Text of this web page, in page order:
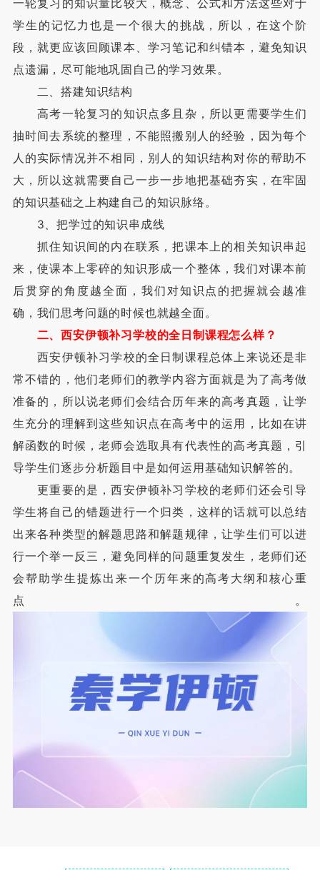
一轮复习的知识量比较大，概念、公式和方法这些对于
学生的记忆力也是一个很大的挑战，所以，在这个阶
段，就更应该回顾课本、学习笔记和纠错本，避免知识
点遗漏，尽可能地巩固自己的学习效果。
二、搭建知识结构
高考一轮复习的知识点多且杂，所以更需要学生们
抽时间去系统的整理，不能照搬别人的经验，因为每个
人的实际情况并不相同，别人的知识结构对你的帮助不
大，所以这就需要自己一步一步地把基础夯实，在牢固
的知识基础之上构建自己的知识脉络。
3、把学过的知识串成线
抓住知识间的内在联系，把课本上的相关知识串起
来，使课本上零碎的知识形成一个整体，我们对课本前
后贯穿的角度越全面，我们对知识点的把握就会越准
确，我们思考问题的时候也就越全面。
二、西安伊顿补习学校的全日制课程怎么样？
西安伊顿补习学校的全日制课程总体上来说还是非
常不错的，他们老师们的教学内容方面就是为了高考做
准备的，所以说老师们会结合历年来的高考真题，让学
生充分的理解到这些知识点在高考中的运用，比如在讲
解函数的时候，老师会选取具有代表性的高考真题，引
导学生们逐步分析题目中是如何运用基础知识解答的。
更重要的是，西安伊顿补习学校的老师们还会引导
学生将自己的错题进行一个归类，这样的话就可以总结
出来各种类型的解题思路和解题规律，让学生们可以进
行一个举一反三，避免同样的问题重复发生，老师们还
会帮助学生提炼出来一个历年来的高考大纲和核心重
点。